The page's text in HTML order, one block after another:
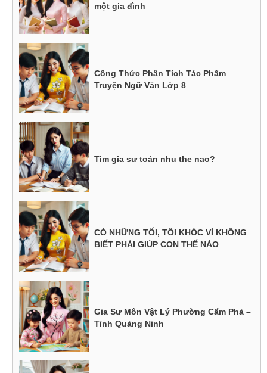
một gia đình
Công Thức Phân Tích Tác Phẩm
Truyện Ngữ Văn Lớp 8
Tìm gia sư toán nhu the nao?
CÓ NHỮNG TỐI, TÔI KHÓC VÌ KHÔNG
BIẾT PHẢI GIÚP CON THẾ NÀO
Gia Sư Môn Vật Lý Phường Cẩm Phả –
Tỉnh Quảng Ninh